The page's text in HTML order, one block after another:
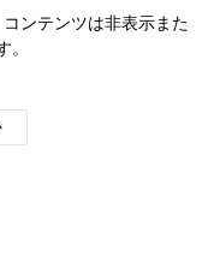
ンテンツは非表示また
。